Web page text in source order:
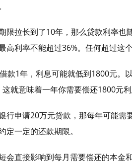
限拉长到了10年，那么贷款利率
高利率不能超过36%。任何超过这
款1年，利息可能就低到1800元
就意味着一年你需要偿还1800元利
行申请20万元贷款，那每年可能
一定的还款期限。
会直接影响到每月需要偿还的本